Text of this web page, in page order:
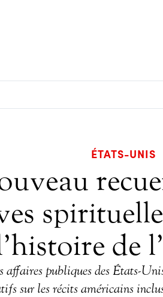
ÉTATS-UNIS
de
affaires publiques des États-
sur les récits américains